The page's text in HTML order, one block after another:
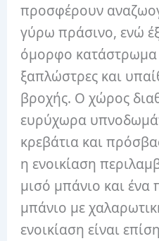
προσφέρουν
γύρω πράσινο, ενώ
όμορφο κατάστρωμα
ξαπλώστρες και
βροχής. Ο χώρος
ευρύχωρα
κρεβάτια και
η ενοικίαση
μισό μπάνιο και ένα
μπάνιο με
ενοικίαση είναι